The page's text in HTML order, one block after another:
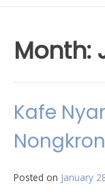
Month:
Kafe
Posted on January